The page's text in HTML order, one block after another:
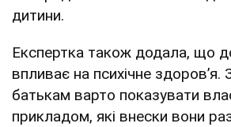
дитини.
Експертка також додала, що
впливає на психічне здоровʼя.
батькам варто показувати
прикладом, які внески вони